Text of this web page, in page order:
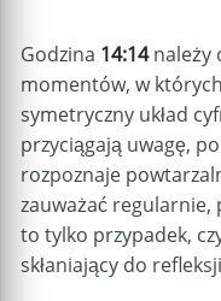
Godzina 14:14należy
momentów, w
symetryczny układ
przyciągają uwagę,
rozpoznaje
zauważać regularnie,
to tylko przypadek,
skłaniający do